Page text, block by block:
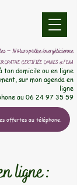
– Naturopathe énergéticienne
CERTIFIÉE OMNES et FENA
ton domicile ou en ligne
sur mon agenda en
ligne
au 06 24 97 35 59
offertes au téléphone.
ligne :